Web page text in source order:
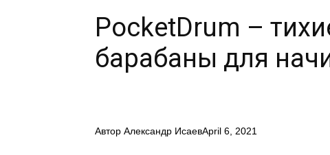
PocketDrum –
барабаны для
Автор Александр ИсаевApril 6, 2021